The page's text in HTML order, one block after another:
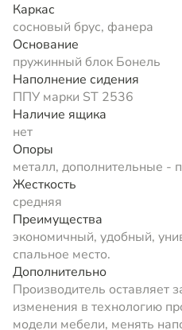
Каркас
сосновый брус, фанера
Основание
пружинный блок Бонель
Наполнение сидения
ППУ марки ST 2536
Наличие ящика
нет
Опоры
металл, дополнительные -
Жесткость
средняя
Преимущества
экономичный, удобный,
спальное место.
Дополнительно
Производитель оставляет
изменения в технологию
модели мебели, менять